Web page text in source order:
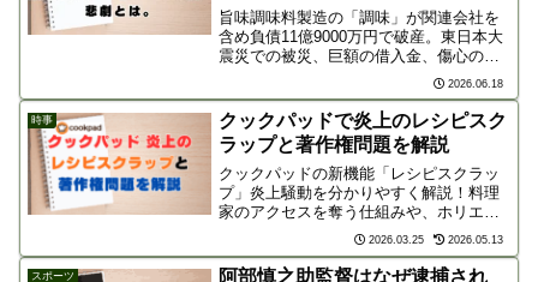
旨味調味料製造の「調味」が関連会社を
含め負債11億9000万円で破産。東日本大
震災での被災、巨額の借入金、傷心のな
か訪れた創業者の死去という「3つの悲
劇」の連鎖と、水産業界や地域経済への
深刻な影響を解説。
2026.06.18
時事
クックパッドで炎上のレシピスク
ラップと著作権問題を解説
クックパッドの新機能「レシピスクラッ
プ」炎上騒動を分かりやすく解説！料理
家のアクセスを奪う仕組みや、ホリエモ
ンとリュウジの著作権論争から見えてく
る「法とモラル」の問題点とは？クリエ
イターの財産であるレシピとプラットフ
2026.03.25 2026.05.13
スポーツ
阿部慎之助監督はなぜ逮捕され